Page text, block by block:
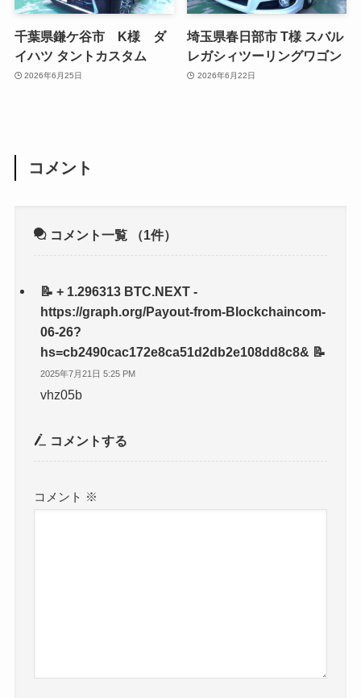
千葉県鎌ケ谷市 K様 ダ
イハツ タントカスタム
2026年6月25日
埼玉県春日部市 T様 スバル
レガシィツーリングワゴン
2026年6月22日
コメント
コメント一覧 （1件）
📝 + 1.296313 BTC.NEXT -
https://graph.org/Payout-from-Blockchaincom-
06-26?
hs=cb2490cac172e8ca51d2db2e108dd8c8& 📝
2025年7月21日 5:25 PM
vhz05b
コメントする
コメント ※